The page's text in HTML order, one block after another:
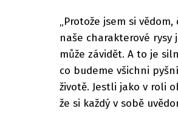
„Protože jsem si
naše charakterové
může závidět. A to je
co budeme všichni
životě. Jestli jako v roli
že si každý v sobě